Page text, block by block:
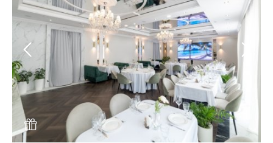
Menunsk.ru